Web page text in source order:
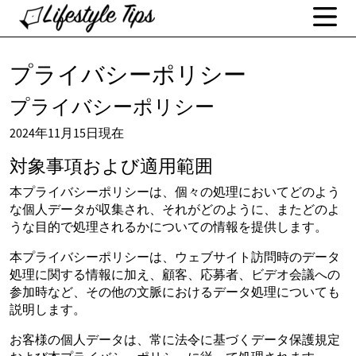
プライバシーポリシー
プライバシーポリシー
2024年11月15日現在
対象事項および適用範囲
本プライバシーポリシーは、個々の処理においてどのよう
な個人データが収集され、それがどのように、またどのよ
うな目的で処理されるかについての情報を提供します。
本プライバシーポリシーは、ウェブサイト訪問時のデータ
処理に関する情報に加え、顧客、応募者、ビデオ会議への
参加時など、その他の文脈におけるデータ処理についても
説明します。
お客様の個人データは、常に法令に基づくデータ保護規定